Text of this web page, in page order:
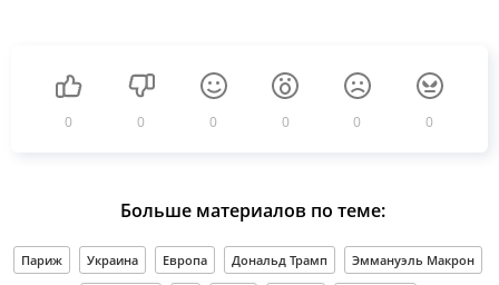
0 0 0 0 0 0
Больше материалов по теме:
Париж Украина Европа Дональд Трамп Эммануэль Макрон